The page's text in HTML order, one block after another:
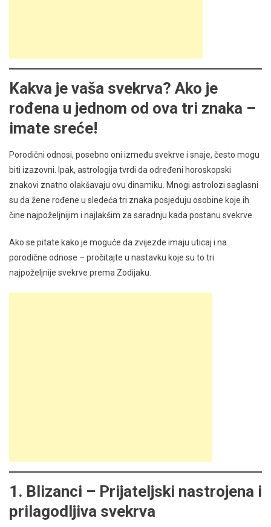
Kakva je vaša svekrva? Ako je
rođena u jednom od ova tri znaka –
imate sreće!
Porodični odnosi, posebno oni između svekrve i snaje, često mogu
biti izazovni. Ipak, astrologija tvrdi da određeni horoskopski
znakovi znatno olakšavaju ovu dinamiku. Mnogi astrolozi saglasni
su da žene rođene u sledeća tri znaka posjeduju osobine koje ih
čine najpoželjnijim i najlakšim za saradnju kada postanu svekrve.
Ako se pitate kako je moguće da zvijezde imaju uticaj i na
porodične odnose – pročitajte u nastavku koje su to tri
najpoželjnije svekrve prema Zodijaku.
1. Blizanci – Prijateljski nastrojena i
prilagodljiva svekrva